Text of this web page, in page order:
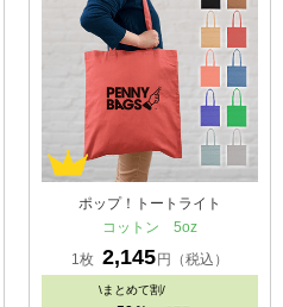
ポップ！トートライト
コットン 5oz
1枚 2,145円（税込）
\まとめて割/